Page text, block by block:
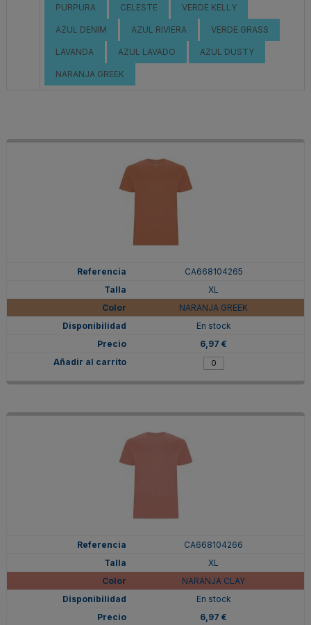
PURPURA CELESTE VERDE KELLY
AZUL DENIM AZUL RIVIERA VERDE GRASS
LAVANDA AZUL LAVADO AZUL DUSTY
NARANJA GREEK
CA668104265
XL
NARANJA GREEK
En stock
6,97 €
CA668104266
XL
NARANJA CLAY
En stock
6,97 €